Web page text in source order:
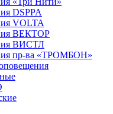
DSPPA
VOLTA
ВЕКТОР
ВИСТЛ
пр-ва «ТРОМБОН»